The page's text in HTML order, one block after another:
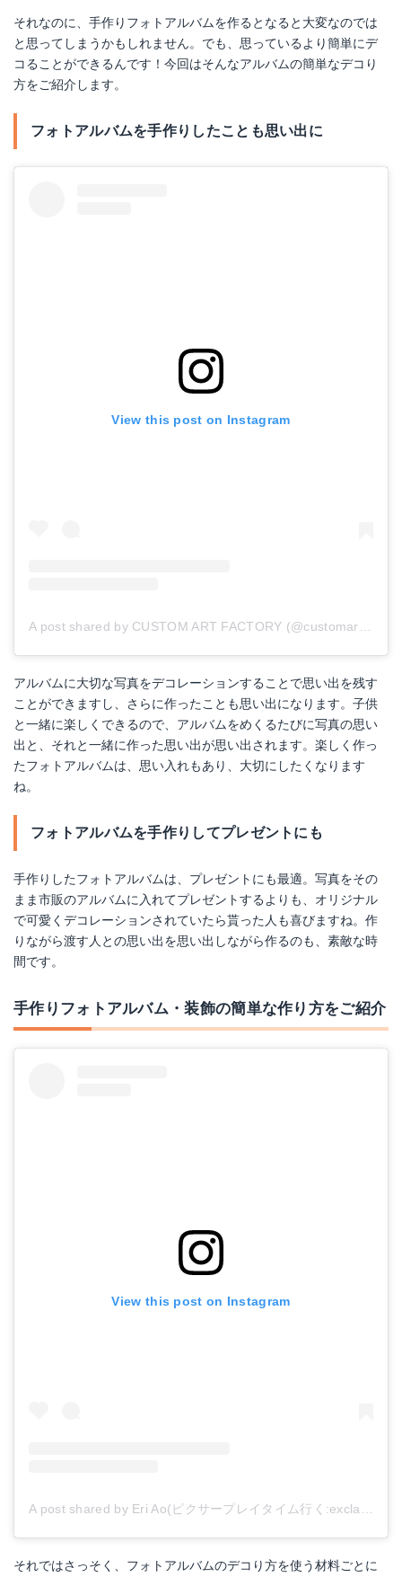
それなのに、手作りフォトアルバムを作るとなると大変なのでは
と思ってしまうかもしれません。でも、思っているより簡単にデ
コることができるんです！今回はそんなアルバムの簡単なデコり
方をご紹介します。
フォトアルバムを手作りしたことも思い出に
View this post on Instagram
A post shared by CUSTOM ART FACTORY (@customartfactory)
アルバムに大切な写真をデコレーションすることで思い出を残す
ことができますし、さらに作ったことも思い出になります。子供
と一緒に楽しくできるので、アルバムをめくるたびに写真の思い
出と、それと一緒に作った思い出が思い出されます。楽しく作っ
たフォトアルバムは、思い入れもあり、大切にしたくなります
ね。
フォトアルバムを手作りしてプレゼントにも
手作りしたフォトアルバムは、プレゼントにも最適。写真をその
まま市販のアルバムに入れてプレゼントするよりも、オリジナル
で可愛くデコレーションされていたら貰った人も喜びますね。作
りながら渡す人との思い出を思い出しながら作るのも、素敵な時
間です。
手作りフォトアルバム・装飾の簡単な作り方をご紹介
View this post on Instagram
それではさっそく、フォトアルバムのデコり方を使う材料ごとに